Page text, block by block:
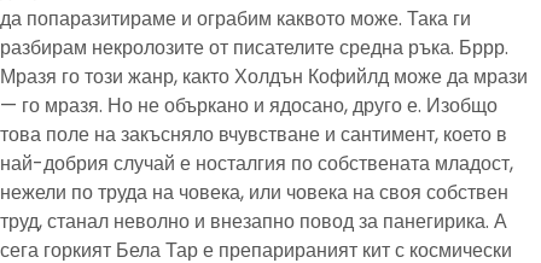
да попаразитираме и ограбим каквото може. Така ги
разбирам некролозите от писателите средна ръка. Бррр.
Мразя го този жанр, както Холдън Кофийлд може да мрази
— го мразя. Но не объркано и ядосано, друго е. Изобщо
това поле на закъсняло вчувстване и сантимент, което в
най-добрия случай е носталгия по собствената младост,
нежели по труда на човека, или човека на своя собствен
труд, станал неволно и внезапно повод за панегирика. А
сега горкият Бела Тар е препарираният кит с космически